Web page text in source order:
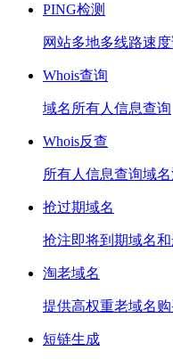
PING检测
网站多地多线路速
Whois查询
域名所有人信息查询
Whois反查
所有人信息查询域
抢过期域名
抢注即将到期域名
淘老域名
提供高权重老域名
短链生成